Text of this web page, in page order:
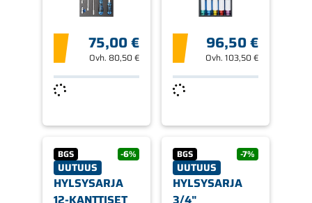
75,00 €
Ovh. 80,50 €
96,50 €
Ovh.103,50 €
BGS -6%
UUTUUS
HYLSYSARJA
BGS -7%
UUTUUS
HYLSYSARJA